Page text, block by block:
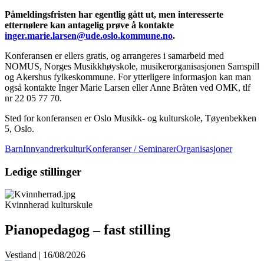
Påmeldingsfristen har egentlig gått ut, men interesserte
etternølere kan antagelig prøve å kontakte
inger.marie.larsen@ude.oslo.kommune.no.
Konferansen er ellers gratis, og arrangeres i samarbeid med
NOMUS, Norges Musikkhøyskole, musikerorganisasjonen Samspill
og Akershus fylkeskommune. For ytterligere informasjon kan man
også kontakte Inger Marie Larsen eller Anne Bråten ved OMK, tlf
nr 22 05 77 70.
Sted for konferansen er Oslo Musikk- og kulturskole, Tøyenbekken
5, Oslo.
BarnInnvandrerkulturKonferanser / SeminarerOrganisasjoner
Ledige stillinger
Kvinnherad kulturskule
Pianopedagog – fast stilling
Vestland | 16/08/2026